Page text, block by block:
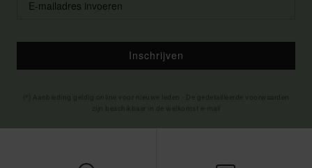
Inschrijven